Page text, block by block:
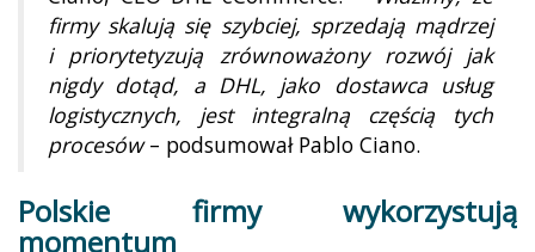
firmy skalują się szybciej, sprzedają mądrzej
i priorytetyzują zrównoważony rozwój jak
nigdy dotąd, a DHL, jako dostawca usług
logistycznych, jest integralną częścią tych
procesów– podsumował Pablo Ciano.
Polskie firmy wykorzystują
momentum